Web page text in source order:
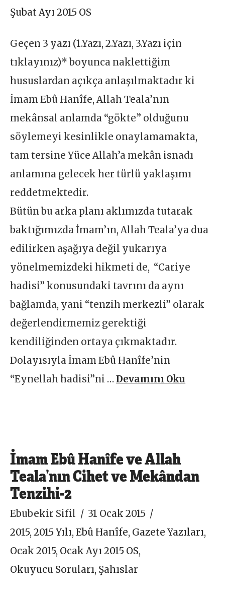
Şubat Ayı 2015 OS
Geçen 3 yazı (1.Yazı, 2.Yazı, 3.Yazı için
tıklayınız)* boyunca naklettiğim
hususlardan açıkça anlaşılmaktadır ki
İmam Ebû Hanîfe, Allah Teala’nın
mekânsal anlamda “gökte” olduğunu
söylemeyi kesinlikle onaylamamakta,
tam tersine Yüce Allah’a mekân isnadı
anlamına gelecek her türlü yaklaşımı
reddetmektedir.
Bütün bu arka planı aklımızda tutarak
baktığımızda İmam’ın, Allah Teala’ya dua
edilirken aşağıya değil yukarıya
yönelmemizdeki hikmeti de, “Cariye
hadisi” konusundaki tavrını da aynı
bağlamda, yani “tenzih merkezli” olarak
değerlendirmemiz gerektiği
kendiliğinden ortaya çıkmaktadır.
Dolayısıyla İmam Ebû Hanîfe’nin
“Eynellah hadisi”ni …Devamını Oku
İmam Ebû Hanîfe ve Allah
Teala’nın Cihet ve Mekândan
Tenzihi-2
Ebubekir Sifil
31 Ocak 2015
2015,2015 Yılı,Ebû Hanîfe, Gazete Yazıları,
Ocak 2015, Ocak Ayı 2015 OS,
Okuyucu Soruları, Şahıslar